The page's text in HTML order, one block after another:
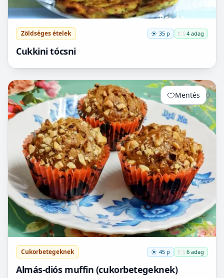
Zöldséges ételek 35 p 🍽️ 4 adag
Cukkini tócsni
Mentés 0
Cukorbetegeknek 45 p 🍽️ 6 adag
Almás-diós muffin (cukorbetegeknek)